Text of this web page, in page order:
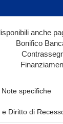
anche
Bonifico
Note specifiche
Diritto di